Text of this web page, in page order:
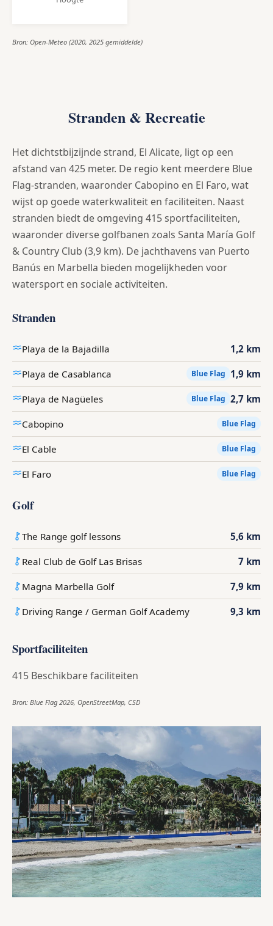
Bron: Open-Meteo (2020, 2025 gemiddelde)
Stranden & Recreatie
Het dichtstbijzijnde strand, El Alicate, ligt op een
afstand van 425 meter. De regio kent meerdere Blue
Flag-stranden, waaronder Cabopino en El Faro, wat
wijst op goede waterkwaliteit en faciliteiten. Naast
stranden biedt de omgeving 415 sportfaciliteiten,
waaronder diverse golfbanen zoals Santa María Golf
& Country Club (3,9 km). De jachthavens van Puerto
Banús en Marbella bieden mogelijkheden voor
watersport en sociale activiteiten.
Stranden
Playa de la Bajadilla 1,2 km
Playa de Casablanca Blue Flag 1,9 km
Playa de Nagüeles Blue Flag 2,7 km
Cabopino Blue Flag
El Cable Blue Flag
El Faro Blue Flag
Golf
The Range golf lessons 5,6 km
Real Club de Golf Las Brisas 7 km
Magna Marbella Golf 7,9 km
Driving Range / German Golf Academy 9,3 km
Sportfaciliteiten
415 Beschikbare faciliteiten
Bron: Blue Flag 2026, OpenStreetMap, CSD